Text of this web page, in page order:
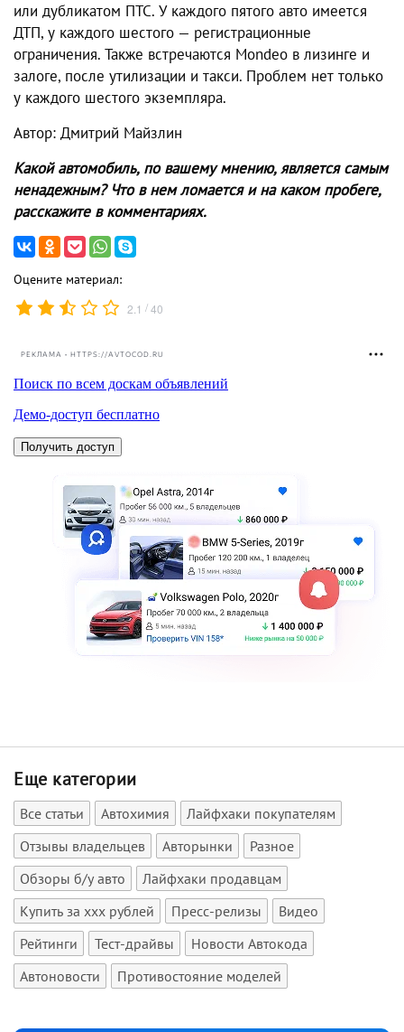
или дубликатом ПТС. У каждого пятого авто имеется
ДТП, у каждого шестого — регистрационные
ограничения. Также встречаются Mondeo в лизинге и
залоге, после утилизации и такси. Проблем нет только
у каждого шестого экземпляра.
Автор: Дмитрий Майзлин
Какой автомобиль, по вашему мнению, является самым
ненадежным? Что в нем ломается и на каком пробеге,
расскажите в комментариях.
Оцените материал:
2.1 /40
РЕКЛАМА • HTTPS://AVTOCOD.RU
Еще категории
Все статьи Автохимия
Лайфхаки покупателям
Отзывы владельцев
Авторынки
Разное
Обзоры б/у авто
Лайфхаки продавцам
Купить за xxx рублей
Пресс-релизы
Видео
Рейтинги
Тест-драйвы
Новости Автокода
Автоновости
Противостояние моделей